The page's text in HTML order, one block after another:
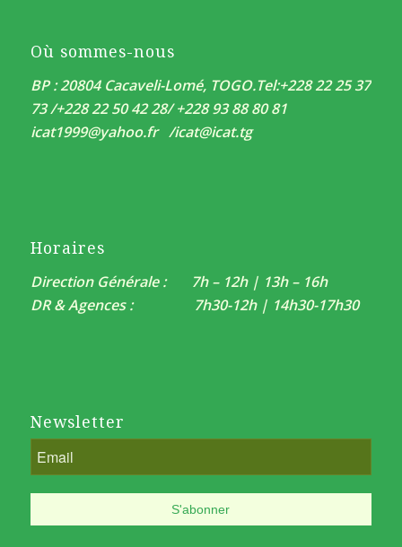
Où sommes-nous
BP : 20804 Cacaveli-Lomé, TOGO.Tel:+228 22 25 37
73 /+228 22 50 42 28/ +228 93 88 80 81
icat1999@yahoo.fr /icat@icat.tg
Horaires
Direction Générale : 7h – 12h | 13h – 16h
DR & Agences : 7h30-12h | 14h30-17h30
Newsletter